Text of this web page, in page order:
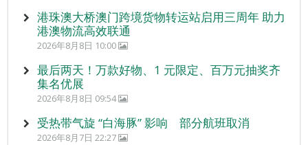
港珠澳大桥澳门跨境货物转运站启用三周年 助力
港澳物流高效联通
2026年8月8日 10:00
最后两天！万款好物、1 元限定、百万元抽奖齐
集名优展
2026年8月8日 09:54
受热带气旋 “白海豚” 影响 部分航班取消
2026年8月7日 22:27